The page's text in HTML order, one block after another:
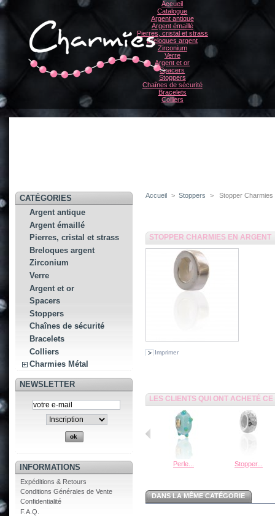
Accueil
Catalogue
Argent antique
Argent émaillé
Pierres, cristal et strass
Breloques argent
Zirconium
Verre
Argent et or
Spacers
Stoppers
Chaînes de sécurité
Bracelets
Colliers
CATÉGORIES
Argent antique
Argent émaillé
Pierres, cristal et strass
Breloques argent
Zirconium
Verre
Argent et or
Spacers
Stoppers
Chaînes de sécurité
Bracelets
Colliers
Charmies Métal
NEWSLETTER
INFORMATIONS
Expéditions & Retours
Conditions Générales de Vente
Confidentialité
F.A.Q.
Accueil > Stoppers > Stopper Charmies
STOPPER CHARMIES EN ARGENT
Imprimer
LES CLIENTS QUI ONT ACHETÉ
Perle... Stopper...
DANS LA MÊME CATÉGORIE